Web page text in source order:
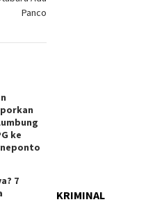
Panco
ke
7
KRIMINAL